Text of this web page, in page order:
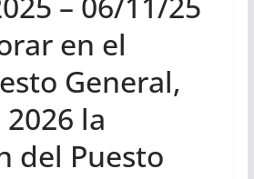
en el
General,
la
del Puesto